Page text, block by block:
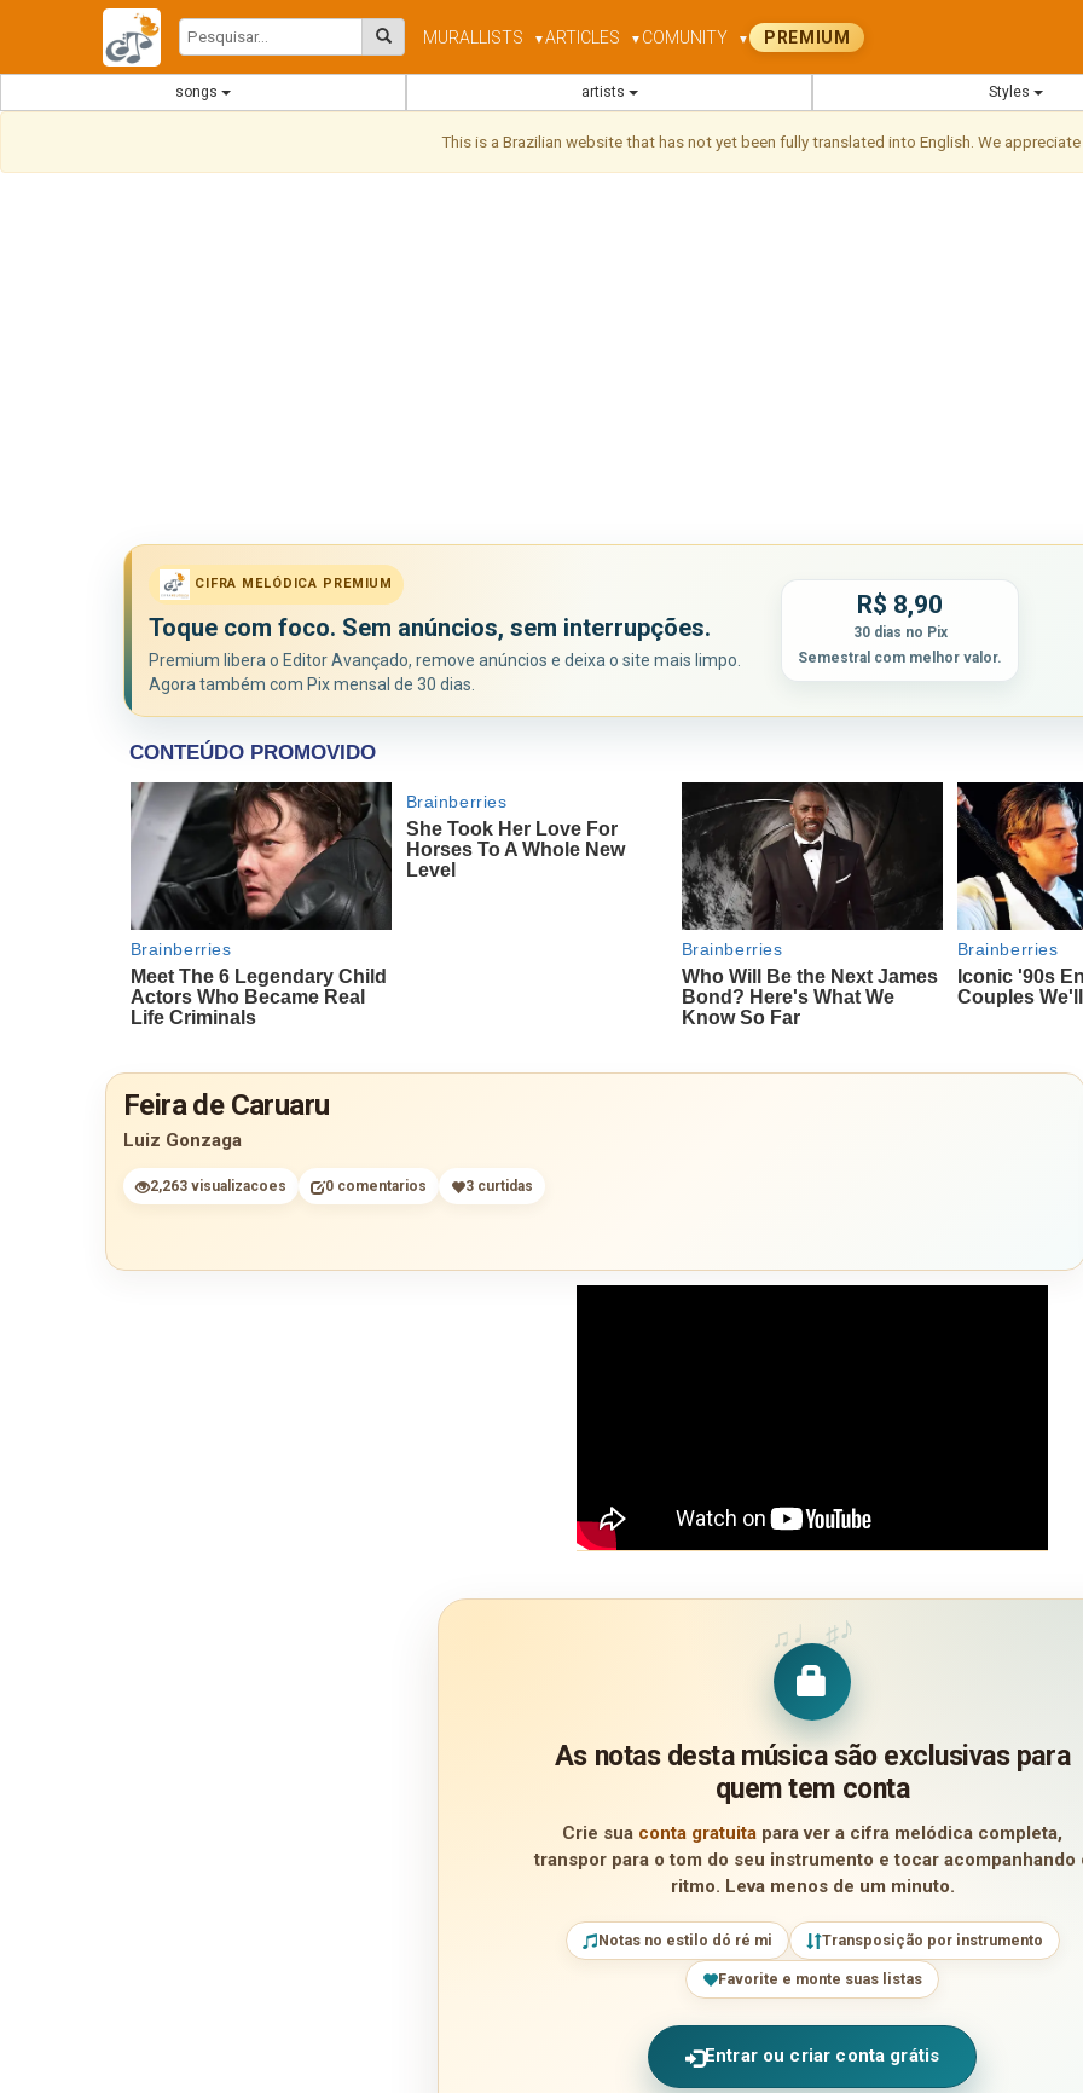
MURAL LISTS ▼ARTICLES ▼ COMUNITY ▼ PREMIUM
songs artists Styles
This is a Brazilian website that has not yet been fully translated into English. We
CIFRA MELÓDICA PREMIUM
Toque com foco. Sem anúncios, sem interrupções.
Premium libera o Editor Avançado, remove anúncios e deixa o site mais limpo.
Agora também com Pix mensal de 30 dias.
R$ 8,90
30 dias no Pix
Semestral com melhor valor.
Feira de Caruaru
Luiz Gonzaga
2,263 visualizacoes 0 comentarios 3 curtidas
♫ ♩ ♯♪
As notas desta música são exclusivas para
quem tem conta
Crie sua conta gratuita para ver a cifra melódica completa,
transpor para o tom do seu instrumento e tocar acompanhando
ritmo. Leva menos de um minuto.
Notas no estilo dó ré mi Transposição por instrumento
Favorite e monte suas listas
Entrar ou criar conta grátis